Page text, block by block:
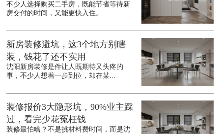
不少人选择购买二手房，既能节省等待新
房交付的时间，又能更快入住。...
新房装修避坑，这3个地方别瞎
装，钱花了还不实用
沈阳新房装修是件让人既期待又头疼的
事，不少人想着一步到位，却在某...
装修报价3大隐形坑，90%业主踩
过，看完少花冤枉钱
装修最怕啥？不是挑材料费时间，而是沈